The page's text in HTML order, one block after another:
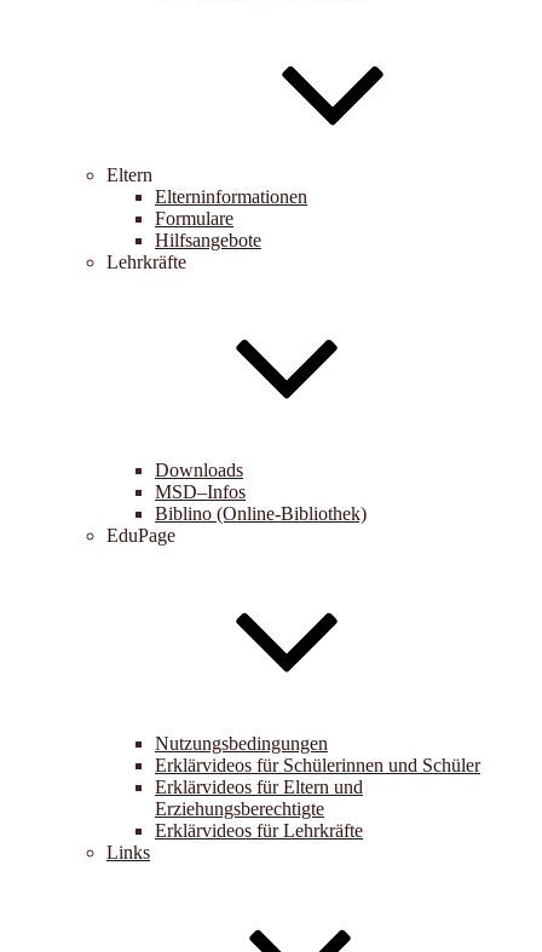
Eltern
Elterninformationen
Formulare
Hilfsangebote
Lehrkräfte
Downloads
MSD–Infos
Biblino (Online-Bibliothek)
EduPage
Nutzungsbedingungen
Erklärvideos für Schülerinnen und Schüler
Erklärvideos für Eltern und
Erziehungsberechtigte
Erklärvideos für Lehrkräfte
Links